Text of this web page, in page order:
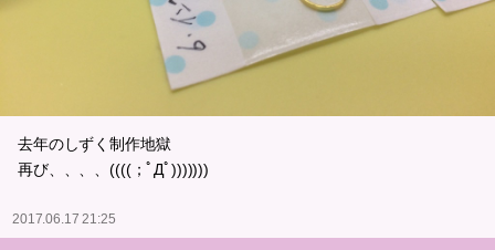
去年のしずく制作地獄
再び、、、、((((；ﾟДﾟ)))))))
2017.06.17 21:25